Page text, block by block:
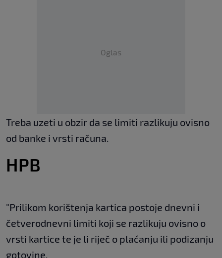
Oglas
Treba uzeti u obzir da se limiti razlikuju ovisno
od banke i vrsti računa.
HPB
"Prilikom korištenja kartica postoje dnevni i
četverodnevni limiti koji se razlikuju ovisno o
vrsti kartice te je li riječ o plaćanju ili podizanju
gotovine.